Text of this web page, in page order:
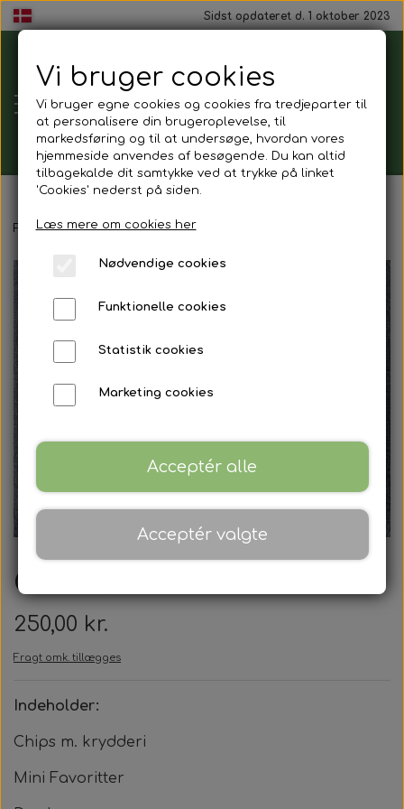
Sidst opdateret d. 1 oktober 2023
Tårnborg
Forsamlingshus
Gavekort
Mad ud af huset
Mindestund
Frokostpakker
Kaffe & kagepakker
Aftenpakker
Mandags banko
Tårnborg Forsamlingshus
Forside Gavekurv
Gavekurv
250,00 kr.
Fragt omk. tillægges
Indeholder:
Chips m. krydderi
Mini Favoritter
Vi bruger cookies
Vi bruger egne cookies og cookies fra tredjeparter til
at personalisere din brugeroplevelse, til
markedsføring og til at undersøge, hvordan vores
hjemmeside anvendes af besøgende. Du kan altid
tilbagekalde dit samtykke ved at trykke på linket
'Cookies' nederst på siden.
Læs mere om cookies her
Nødvendige cookies
Funktionelle cookies
Statistik cookies
Marketing cookies
Acceptér alle
Acceptér valgte